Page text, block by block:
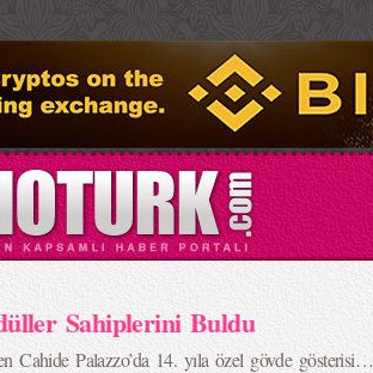
Sahiplerini Buldu
Cahide Palazzo’da 14. yıla özel gövde gösterisi…